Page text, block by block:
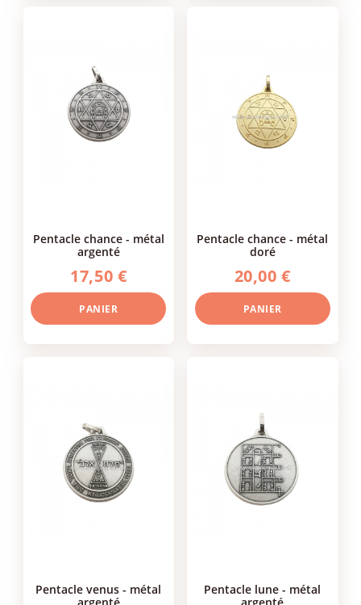
pentacle chance - métal
argenté
17,50 €
PANIER
pentacle chance - métal
doré
20,00 €
PANIER
pentacle venus - métal
pentacle lune - métal